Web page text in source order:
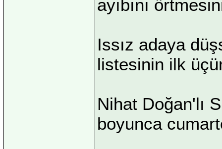
ayıbını
Issız adaya
listesinin ilk
Nihat Doğan'lı
boyunca